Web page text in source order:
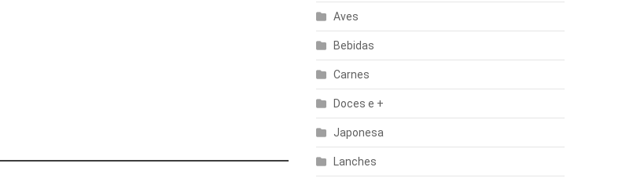
Aves
Bebidas
Carnes
Doces e +
Japonesa
Lanches